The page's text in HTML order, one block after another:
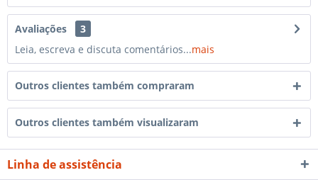
Avaliações
3
Leia, escreva e discuta comentários...mais
Outros clientes também compraram
Outros clientes também visualizaram
Linha de assistência